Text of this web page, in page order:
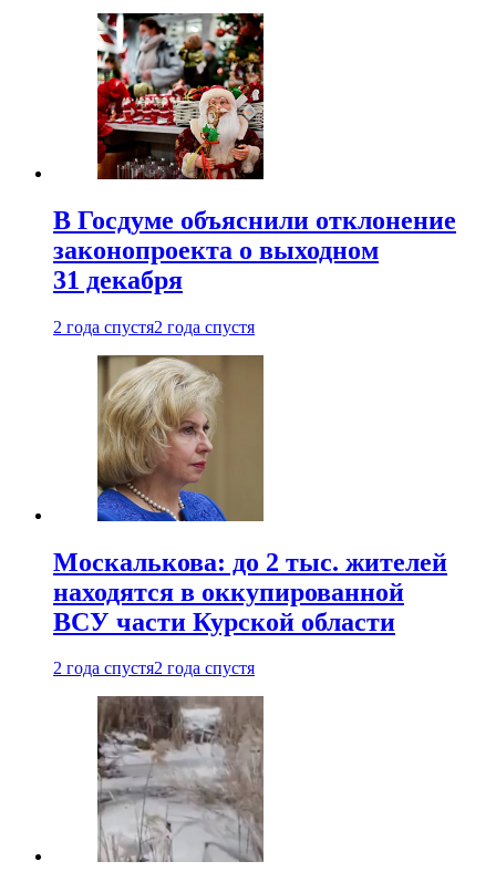
В Госдуме объяснили отклонение
законопроекта о выходном
31 декабря
2 года спустя2 года спустя
Москалькова: до 2 тыс. жителей
находятся в оккупированной
ВСУ части Курской области
2 года спустя2 года спустя